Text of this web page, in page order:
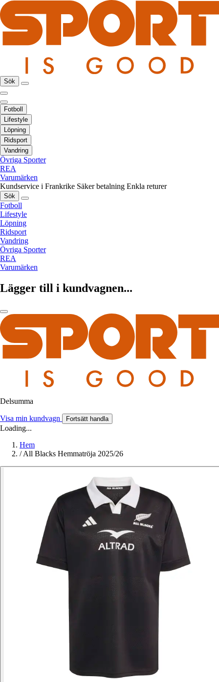
Sök
Fotboll
Lifestyle
Löpning
Ridsport
Vandring
Övriga Sporter
REA
Varumärken
Kundservice i Frankrike Säker betalning Enkla returer
Sök
Fotboll
Lifestyle
Löpning
Ridsport
Vandring
Övriga Sporter
REA
Varumärken
Lägger till i kundvagnen...
Delsumma
Visa min kundvagn Fortsätt handla
Loading...
Hem
/All Blacks Hemmatröja 2025/26